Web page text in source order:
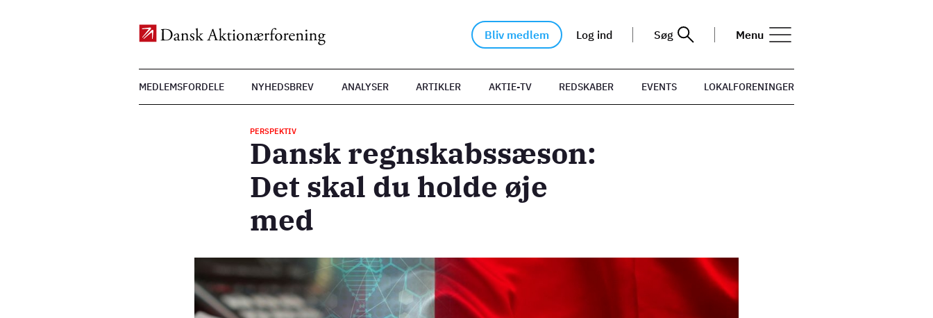
Bliv medlem Log ind Søg Menu
MEDLEMSFORDELE NYHEDSBREV ANALYSER ARTIKLER AKTIE-TV REDSKABER EVENTS LOKALFORENINGER
PERSPEKTIV
Dansk regnskabssæson:
Det skal du holde øje
med
Billede